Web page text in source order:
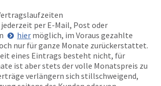
per E-Mail, Post oder
hier möglich, im Voraus gezahlte
nur für ganze Monate zurückerstattet.
eines Eintrags besteht nicht, für
ist aber stets der volle Monatspreis zu
verlängern sich stillschweigend,